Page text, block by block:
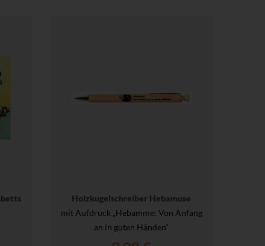
Holzkugelschreiber Hebamuse
mit Aufdruck „Hebamme: Von Anfang
an in guten Händen“